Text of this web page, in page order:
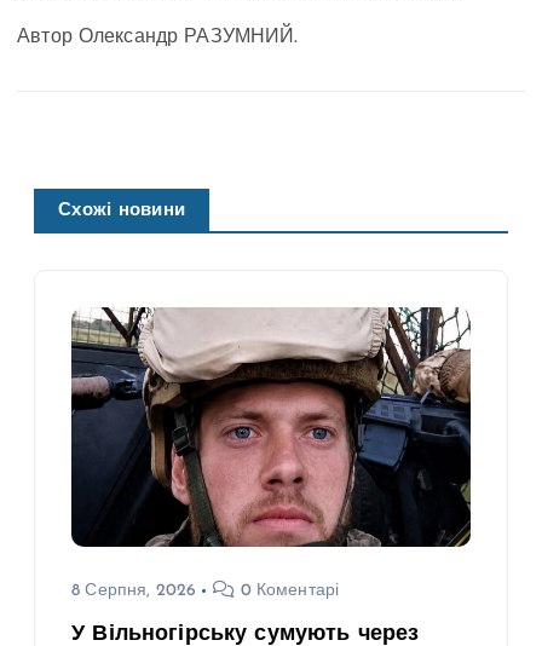
Автор Олександр РАЗУМНИЙ.
Схожі новини
8 Серпня, 2026 0 Коментарі
У Вільногірську сумують через